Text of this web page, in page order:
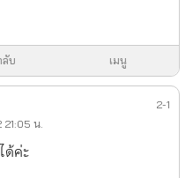
บ เมนู
21:05 น.
2-1
ค่ะ